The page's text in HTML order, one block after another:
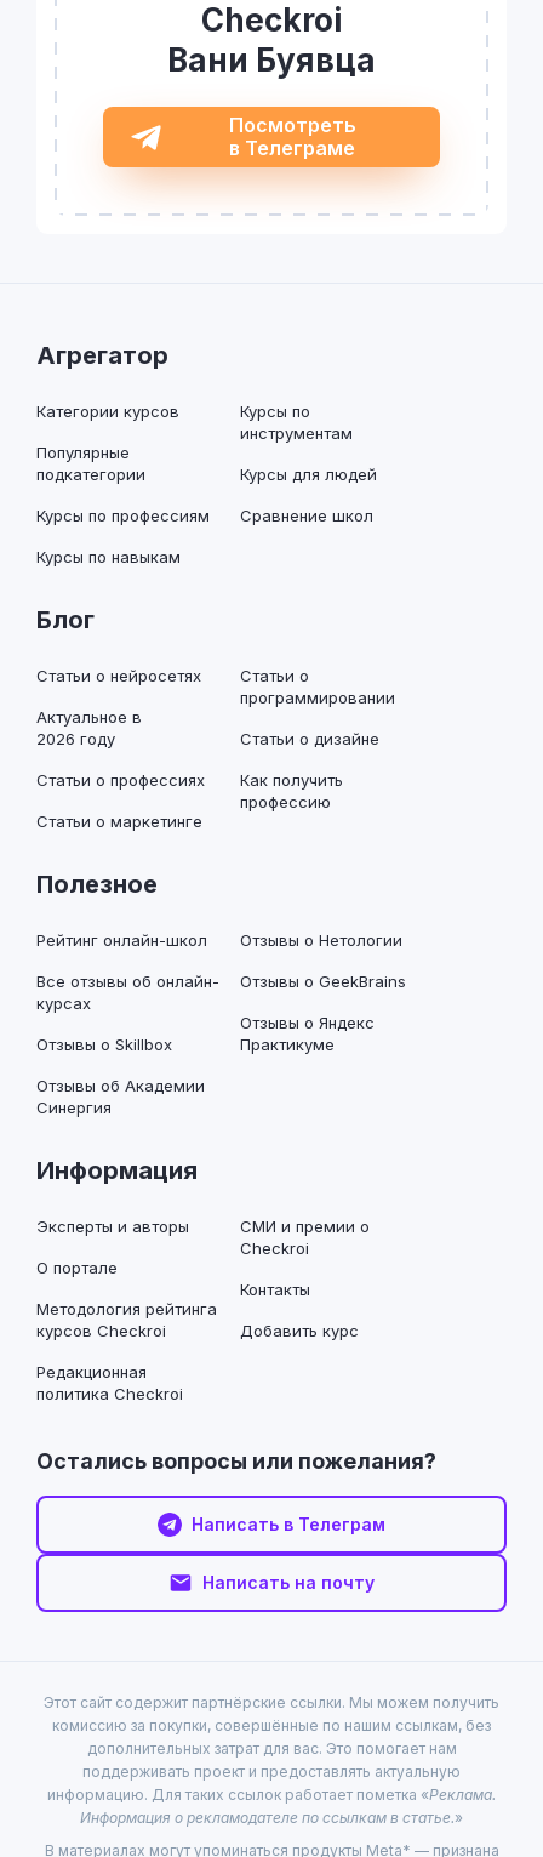
Checkroi
Вани Буявца
Посмотреть
в Телеграме
Агрегатор
Категории курсов
Популярные
подкатегории
Курсы по профессиям
Курсы по навыкам
Курсы по
инструментам
Курсы для людей
Сравнение школ
Блог
Статьи о нейросетях
Актуальное в
2026 году
Статьи о профессиях
Статьи о маркетинге
Статьи о
программировании
Статьи о дизайне
Как получить
профессию
Полезное
Рейтинг онлайн-школ
Все отзывы об онлайн-
курсах
Отзывы о Skillbox
Отзывы об Академии
Синергия
Отзывы о Нетологии
Отзывы о GeekBrains
Отзывы о Яндекс
Практикуме
Информация
Эксперты и авторы
О портале
Методология рейтинга
курсов Checkroi
Редакционная
политика Checkroi
СМИ и премии о
Checkroi
Контакты
Добавить курс
Остались вопросы или пожелания?
Написать в Телеграм
Написать на почту
Этот сайт содержит партнёрские ссылки. Мы можем получить
комиссию за покупки, совершённые по нашим ссылкам, без
дополнительных затрат для вас. Это помогает нам
поддерживать проект и предоставлять актуальную
информацию. Для таких ссылок работает пометка «Реклама.
Информация о рекламодателе по ссылкам в статье.»
В материалах могут упоминаться продукты Meta* — признана